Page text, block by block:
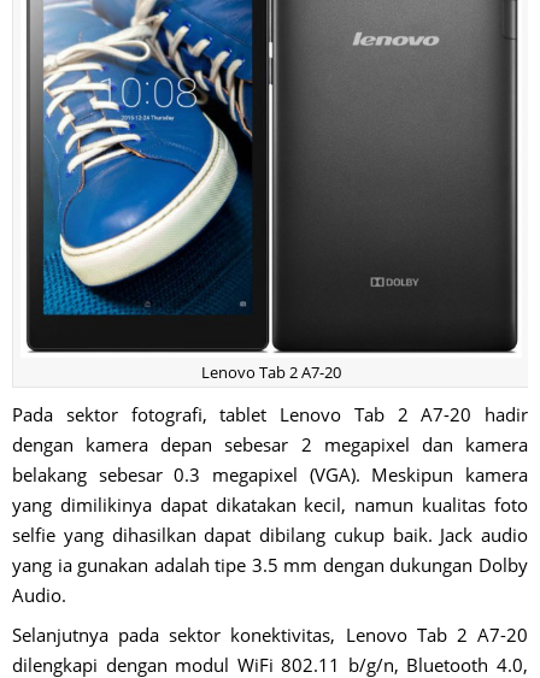
Lenovo Tab 2 A7-20
Pada sektor fotografi, tablet Lenovo Tab 2 A7-20 hadir
dengan kamera depan sebesar 2 megapixel dan kamera
belakang sebesar 0.3 megapixel (VGA). Meskipun kamera
yang dimilikinya dapat dikatakan kecil, namun kualitas foto
selfie yang dihasilkan dapat dibilang cukup baik. Jack audio
yang ia gunakan adalah tipe 3.5 mm dengan dukungan Dolby
Audio.
Selanjutnya pada sektor konektivitas, Lenovo Tab 2 A7-20
dilengkapi dengan modul WiFi 802.11 b/g/n, Bluetooth 4.0,